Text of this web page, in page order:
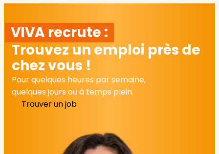
VIVA recrute :
Trouvez un emploi près de
chez vous !
Pour quelques heures par semaine,
quelques jours ou à temps plein.
Trouver un job